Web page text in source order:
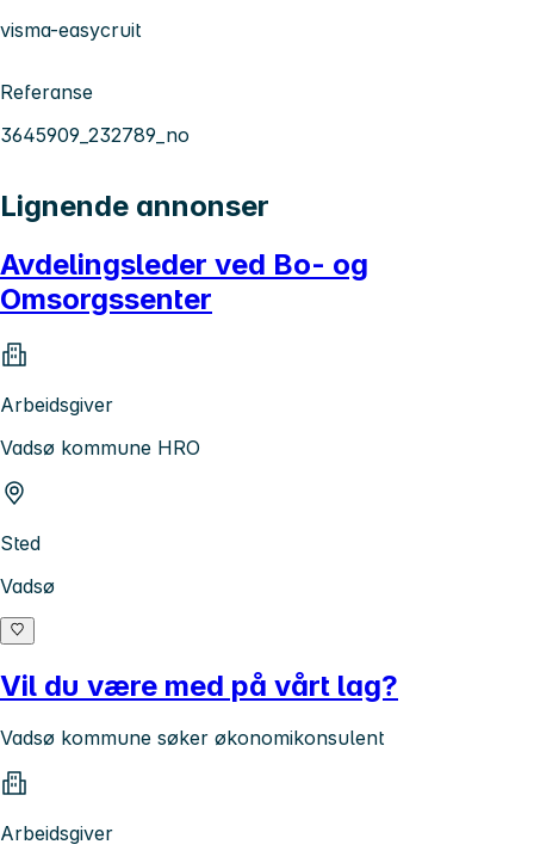
visma-easycruit
Referanse
3645909_232789_no
Lignende annonser
Avdelingsleder ved Bo- og
Omsorgssenter
Arbeidsgiver
Vadsø kommune HRO
Sted
Vadsø
Vil du være med på vårt lag?
Vadsø kommune søker økonomikonsulent
Arbeidsgiver